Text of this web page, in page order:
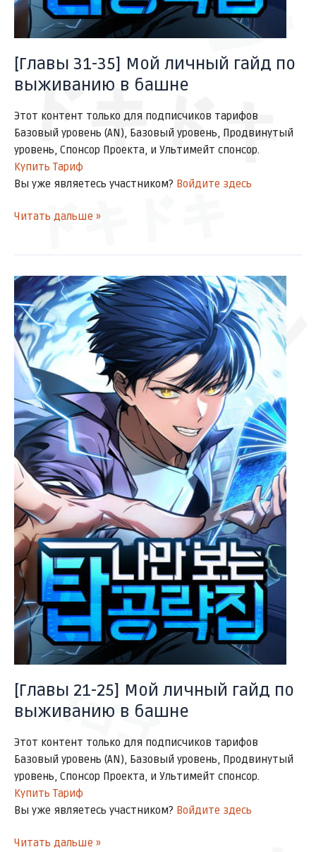
ドキドキ
ゴゴゴ
ゴゴゴ
ドキドキ
ド
サッ
[Главы 31-35] Мой личный гайд по
выживанию в башне
Этот контент только для подписчиков тарифов
Базовый уровень (AN), Базовый уровень, Продвинутый
уровень, Спонсор Проекта, и Ультимейт спонсор.
Купить Тариф
Вы уже являетесь участником? Войдите здесь
Читать дальше »
[Главы 21-25] Мой личный гайд по
выживанию в башне
Этот контент только для подписчиков тарифов
Базовый уровень (AN), Базовый уровень, Продвинутый
уровень, Спонсор Проекта, и Ультимейт спонсор.
Купить Тариф
Вы уже являетесь участником? Войдите здесь
[Главы
21-
25]
Мой
личный
гайд
по
выживанию
в
башне
Читать дальше »